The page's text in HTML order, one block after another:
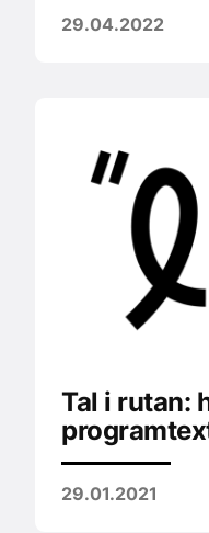
29.04.2022
Tal i rutan:
29.01.2021